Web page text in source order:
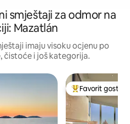
smještaji za odmor na
Mazatlán
imaju visoku ocjenu po
čistoće i još kategorija.
Glavni favorit
Favorit gostiju